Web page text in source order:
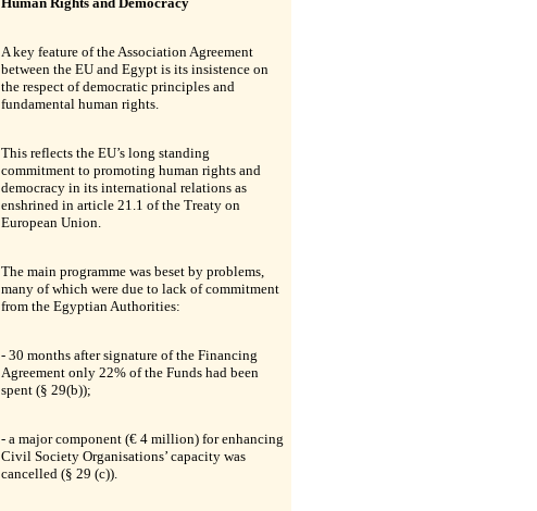
A key feature of the Association Agreement
between the EU and Egypt is its insistence on
the respect of democratic principles and
fundamental human rights.
This reflects the EU’s long standing
commitment to promoting human rights and
democracy in its international relations as
enshrined in article 21.1 of the Treaty on
European Union.
The main programme was beset by problems,
many of which were due to lack of commitment
from the Egyptian Authorities:
- 30 months after signature of the Financing
Agreement only 22% of the Funds had been
spent (§ 29(b));
- a major component (€ 4 million) for enhancing
Civil Society Organisations’ capacity was
cancelled (§ 29 (c)).